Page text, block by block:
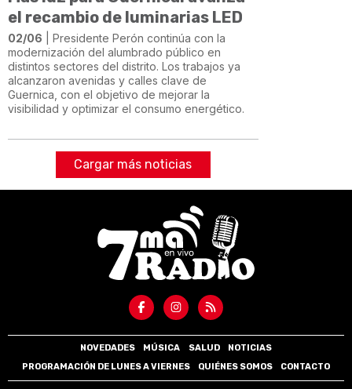
el recambio de luminarias LED
02/06 | Presidente Perón continúa con la
modernización del alumbrado público en
distintos sectores del distrito. Los trabajos ya
alcanzaron avenidas y calles clave de
Guernica, con el objetivo de mejorar la
visibilidad y optimizar el consumo energético.
Cargar más noticias
NOVEDADES MÚSICA SALUD
NOTICIAS
PROGRAMACIÓN DE LUNES A VIERNES
QUIÉNES SOMOS CONTACTO